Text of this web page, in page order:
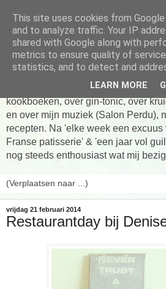
Tarte taart An
Tien jaar Tarte taart An! Niet altijd
in de keuken! Om te koken, om te
delen. Over Franse patisserie, over
kookboeken, over gin-tonic, over
en over mijn muziek (Salon Perdu),
recepten. Na 'elke week een excuus
Franse patisserie' & 'een jaar vol
nog steeds enthousiast wat mij
vrijdag 21 februari 2014
Restaurantday bij
This site uses cookies from
and to analyze traffic. Your IP
shared with Google along with
metrics to ensure quality of
statistics, and to detect and
LEARN MORE